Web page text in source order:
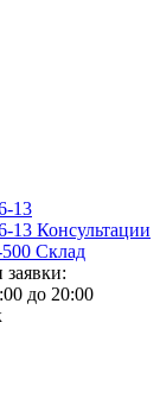
13
13 Консультации
Склад
заявки:
до 20:00